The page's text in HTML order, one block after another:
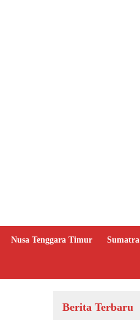
Nusa Tenggara Timur Sumatra
Berita Terbaru